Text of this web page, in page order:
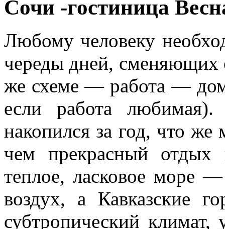
Сочи -гостиница
Любому человеку
череды дней,
же схеме — работа —
если работа
накопился за год, что
чем прекрасный отдых
теплое, ласковое море
воздух, а Кавказские
субтропический климат,